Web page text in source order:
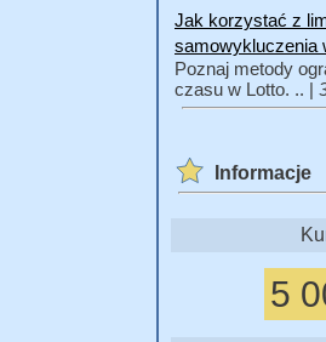
Jak korzystać z
samowykluczenia
Poznaj metody
czasu w Lotto. .. |
Informacje
5